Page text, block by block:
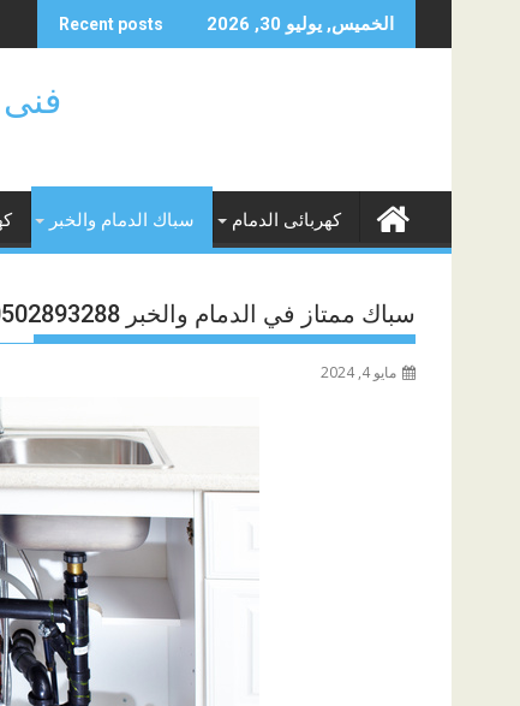
to
الخميس, يوليو 30, 2026 Recent posts
فنى
كهربائى الدمام سباك الدمام والخبر
سباك ممتاز في الدمام والخبر 0502893288
مايو 4, 2024